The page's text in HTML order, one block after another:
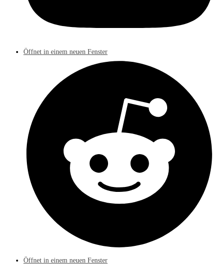
Öffnet in einem neuen Fenster
Öffnet in einem neuen Fenster